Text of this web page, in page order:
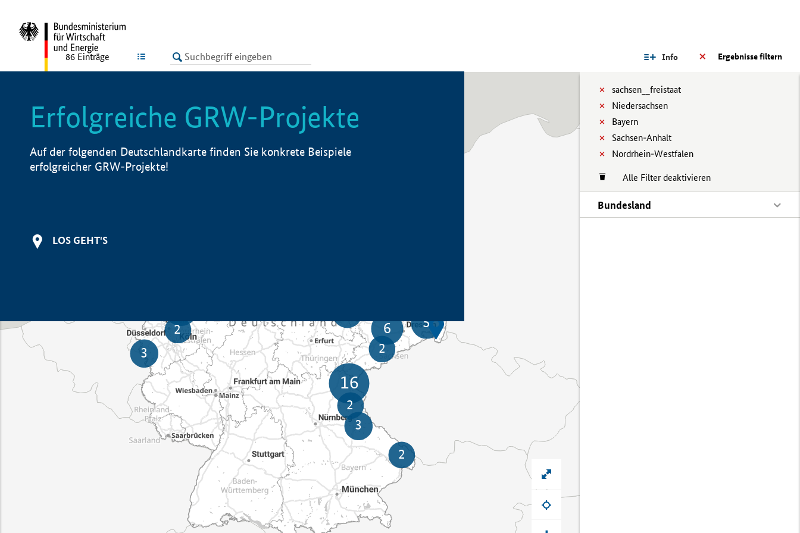
LISTE Ergebnisse filtern
Info
sachsen__freistaat
Niedersachsen
Bayern
Sachsen-Anhalt
Nordrhein-Westfalen
Alle Filter deaktivieren
Bundesland
86 Einträge
Erfolgreiche GRW-Projekte
Auf der folgenden Deutschlandkarte finden Sie konkrete Beispiele
erfolgreicher GRW-Projekte!
LOS GEHT'S